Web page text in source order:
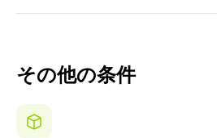
その他の条件